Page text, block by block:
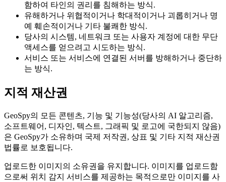
함하여 타인의 권리를 침해하는 방식.
유해하거나 위협적이거나 학대적이거나 괴롭히거나 명
예 훼손적이거나 기타 불쾌한 방식.
당사의 시스템, 네트워크 또는 사용자 계정에 대한 무단
액세스를 얻으려고 시도하는 방식.
서비스 또는 서비스에 연결된 서버를 방해하거나 중단하
는 방식.
지적 재산권
GeoSpy의 모든 콘텐츠, 기능 및 기능성(당사의 AI 알고리즘,
소프트웨어, 디자인, 텍스트, 그래픽 및 로고에 국한되지 않음)
은 GeoSpy가 소유하며 국제 저작권, 상표 및 기타 지적 재산권
법률로 보호됩니다.
업로드한 이미지의 소유권을 유지합니다. 이미지를 업로드함
으로써 위치 감지 서비스를 제공하는 목적으로만 이미지를 사